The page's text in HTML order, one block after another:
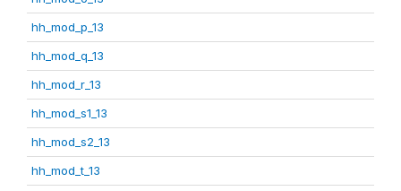
hh_mod_p_13
hh_mod_q_13
hh_mod_r_13
hh_mod_s1_13
hh_mod_s2_13
hh_mod_t_13